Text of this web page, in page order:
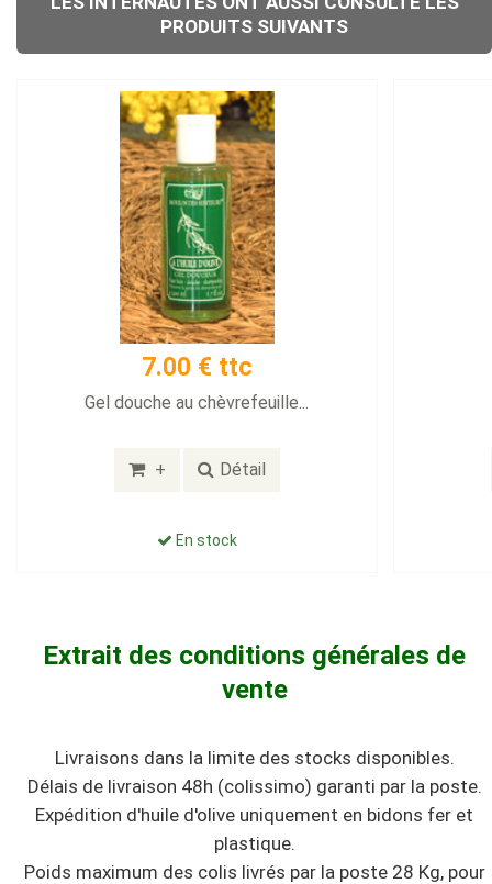
PRODUITS SUIVANTS
7.00 € ttc
Gel douche au chèvrefeuille...
+ Détail
En stock
Extrait des conditions générales de
vente
Livraisons dans la limite des stocks disponibles.
Délais de livraison 48h (colissimo) garanti par la poste.
Expédition d'huile d'olive uniquement en bidons fer et
plastique.
Poids maximum des colis livrés par la poste 28 Kg, pour